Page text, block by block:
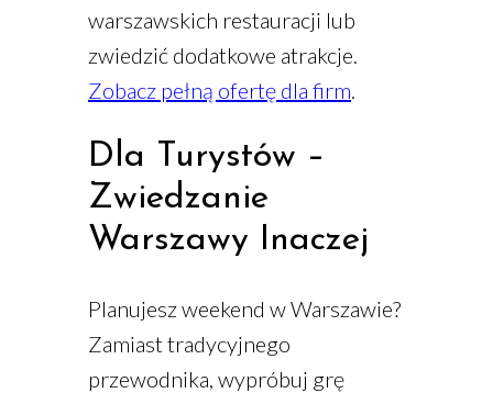
warszawskich restauracji lub
zwiedzić dodatkowe atrakcje.
Zobacz pełną ofertę dla firm
Dla Turystów –
Zwiedzanie
Warszawy Inaczej
Planujesz weekend w Warszawie?
Zamiast tradycyjnego
przewodnika, wypróbuj grę